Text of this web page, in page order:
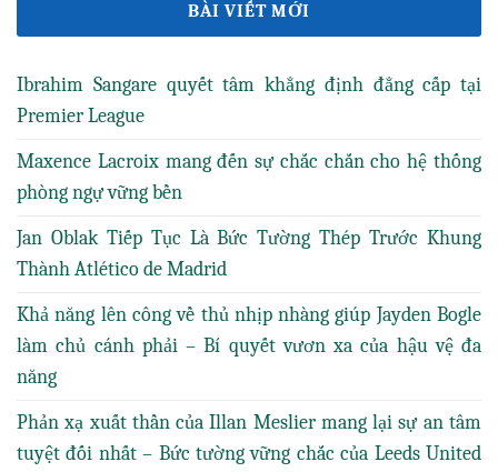
BÀI VIẾT MỚI
Ibrahim Sangare quyết tâm khẳng định đẳng cấp tại
Premier League
Maxence Lacroix mang đến sự chắc chắn cho hệ thống
phòng ngự vững bền
Jan Oblak Tiếp Tục Là Bức Tường Thép Trước Khung
Thành Atlético de Madrid
Khả năng lên công về thủ nhịp nhàng giúp Jayden Bogle
làm chủ cánh phải – Bí quyết vươn xa của hậu vệ đa
năng
Phản xạ xuất thần của Illan Meslier mang lại sự an tâm
tuyệt đối nhất – Bức tường vững chắc của Leeds United